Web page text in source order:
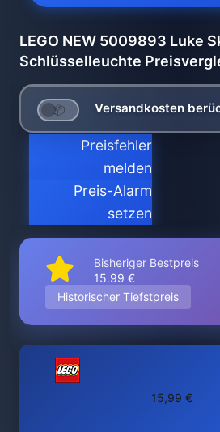
LEGO NEW 5009893 Luke
Schlüsselleuchte
Versandkosten
Preisfehler
melden
Preis-Alarm
setzen
Bisheriger Bestpreis
15.99 €
Historischer Tiefstpreis
15,99 €